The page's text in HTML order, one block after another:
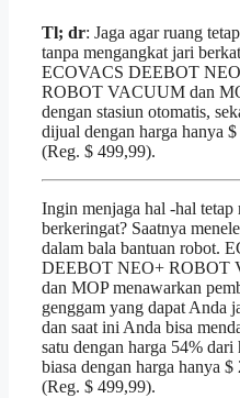
Tl; dr: Jaga agar ruang
tanpa mengangkat jari berkat
ECOVACS DEEBOT
ROBOT VACUUM dan
dengan stasiun otomatis,
dijual dengan harga hanya
(Reg. $ 499,99).
Ingin menjaga hal -hal tetap
berkeringat? Saatnya
dalam bala bantuan robot.
DEEBOT NEO+ ROBOT
dan MOP menawarkan
genggam yang dapat Anda
dan saat ini Anda bisa
satu dengan harga 54% dari
biasa dengan harga hanya $
(Reg. $ 499,99).